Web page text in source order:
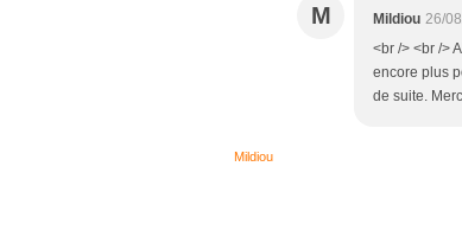
M Mildiou 26/
<br /> <br />
encore plus
de suite.
Mildiou